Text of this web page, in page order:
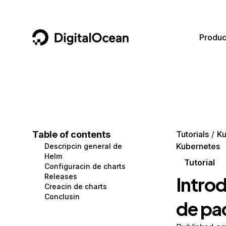
DigitalOcean
Containers and Images
Managed Databases
Management and Dev Tools
Networking
Data and IoT
Developer Tools
Gaming and Media
Hosting
Developer Tools
Get Involved
Utilities and Help
Table of contents
Descripcin general de
Helm
Configuracin de charts
Releases
Creacin de charts
Conclusin
Tutorials
Kubernetes
Tutorial
de